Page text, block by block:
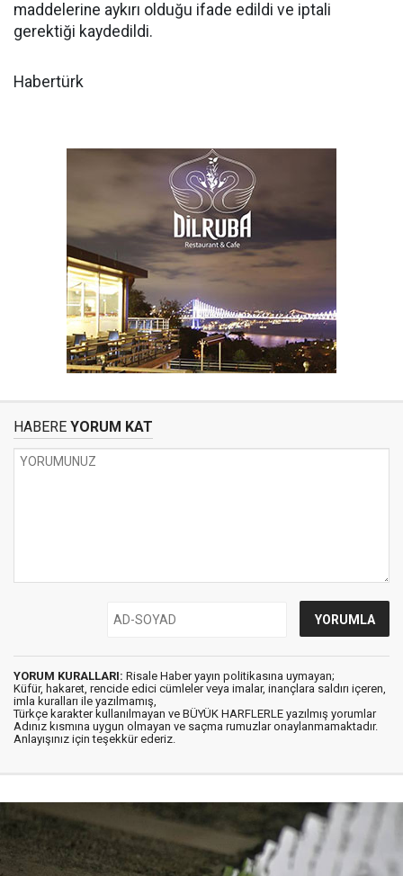
maddelerine aykırı olduğu ifade edildi ve iptali
gerektiği kaydedildi.
Habertürk
HABERE YORUM KAT
YORUM KURALLARI: Risale Haber yayın politikasına uymayan;
Küfür, hakaret, rencide edici cümleler veya imalar, inançlara saldırı içeren,
imla kuralları ile yazılmamış,
Türkçe karakter kullanılmayan ve BÜYÜK HARFLERLE yazılmış yorumlar
Adınız kısmına uygun olmayan ve saçma rumuzlar onaylanmamaktadır.
Anlayışınız için teşekkür ederiz.